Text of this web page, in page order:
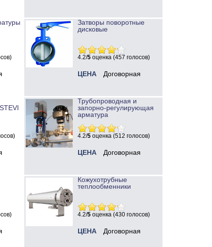
Затворы поворотные
дисковые
4.2/5 оценка (457 голосов)
ЦЕНА Договорная
Трубопроводная и
запорно-регулирующая
арматура
4.2/5 оценка (512 голосов)
ЦЕНА Договорная
Кожухотрубные
теплообменники
4.2/5 оценка (430 голосов)
ЦЕНА Договорная